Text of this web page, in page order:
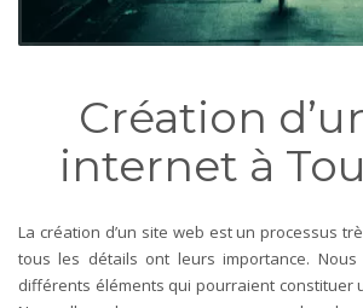
Création
internet à
La création d’un site web est un processus
tous les détails ont leurs importance.
différents éléments qui pourraient constituer